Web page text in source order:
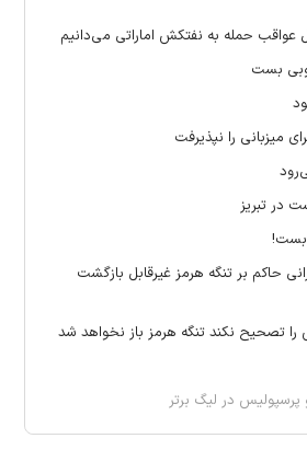
عواقب حمله به نفتکش اماراتی می‌دانیم
بست
در تبریز
بست!
حاکم بر تنگه هرمز غیرقابل بازگشت
را تصحیح نکند تنگه هرمز باز نخواهد شد
در لیگ برتر